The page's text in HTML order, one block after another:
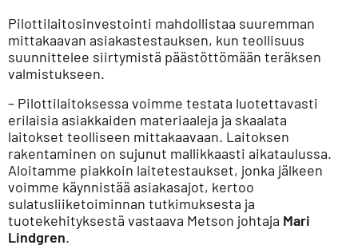
Pilottilaitosinvestointi mahdollistaa suuremman
mittakaavan asiakastestauksen, kun teollisuus
suunnittelee siirtymistä päästöttömään teräksen
valmistukseen.
– Pilottilaitoksessa voimme testata luotettavasti
erilaisia asiakkaiden materiaaleja ja skaalata
laitokset teolliseen mittakaavaan. Laitoksen
rakentaminen on sujunut mallikkaasti aikataulussa.
Aloitamme piakkoin laitetestaukset, jonka jälkeen
voimme käynnistää asiakasajot, kertoo
sulatusliiketoiminnan tutkimuksesta ja
tuotekehityksestä vastaava Metson johtaja Mari
Lindgren.